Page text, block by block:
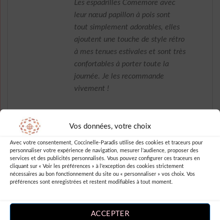
Vos données, votre choix
Avec votre consentement, Coccinelle-Paradis utilise des cookies et traceurs pour
personnaliser votre expérience de navigation, mesurer l’audience, proposer des
services et des publicités personnalisés. Vous pouvez configurer ces traceurs en
cliquant sur « Voir les préférences » à l’exception des cookies strictement
nécessaires au bon fonctionnement du site ou « personnaliser » vos choix. Vos
préférences sont enregistrées et restent modifiables à tout moment.
ACCEPTER
Les espadrilles Comemore avec
leur nœud papillon à pois sont
tout simplement adorables, elles
ajoutent une touche de style rétro
à mes tenues estivales et sont très
confortables à porter toute la
journée. Je les recommande
vivement !
5
Felipa Rania
Parfaites. Adorables.
Note4
Alia Mandie–
Très satisfaite!